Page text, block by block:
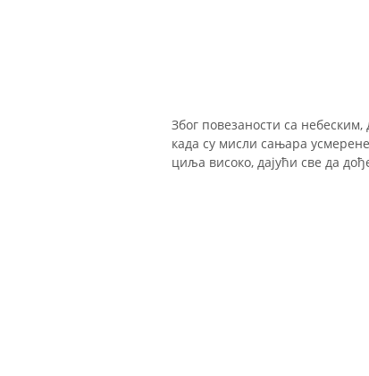
Због повезаности са
када су мисли сањара
циља високо, дајући све да